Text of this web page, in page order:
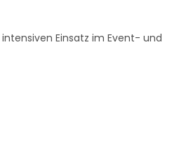
Einsatz im Event- und